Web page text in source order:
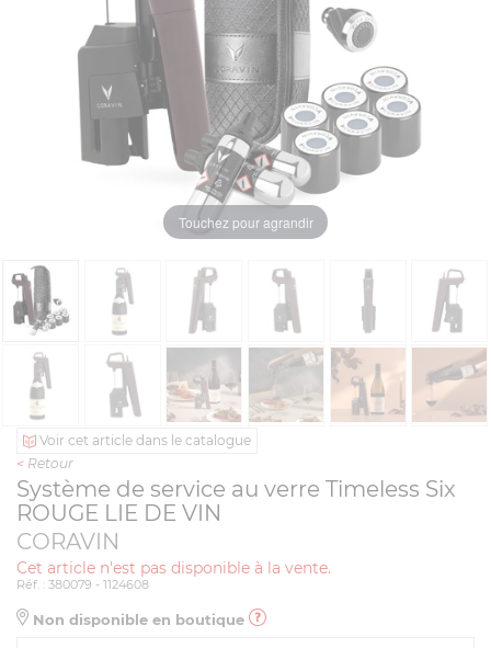
Touchez pour agrandir
Voir cet article dans le catalogue
< Retour
Système de service au verre Timeless Six
ROUGE LIE DE VIN
CORAVIN
Cet article n'est pas disponible à la vente.
Réf. : 380079 - 1124608
Non disponible en boutique